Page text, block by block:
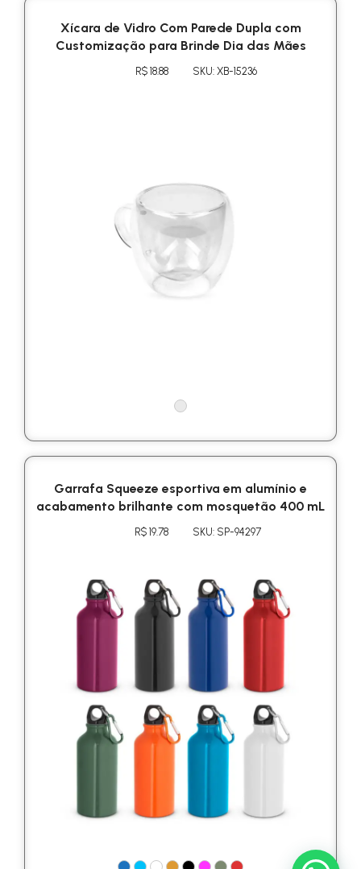
Xícara de Vidro Com Parede Dupla com
Customização para Brinde Dia das Mães
R$ 18.88 SKU: XB-15236
Garrafa Squeeze esportiva em alumínio e
acabamento brilhante com mosquetão 400 mL
R$ 19.78 SKU: SP-94297